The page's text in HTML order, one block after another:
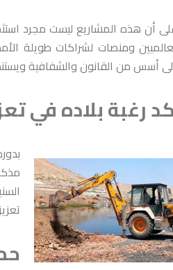
أن هذه المشاريع ليست مجرد
ومنصات لشراكات طويلة
أسس من القانون والشفافية
رغبة بلاده في